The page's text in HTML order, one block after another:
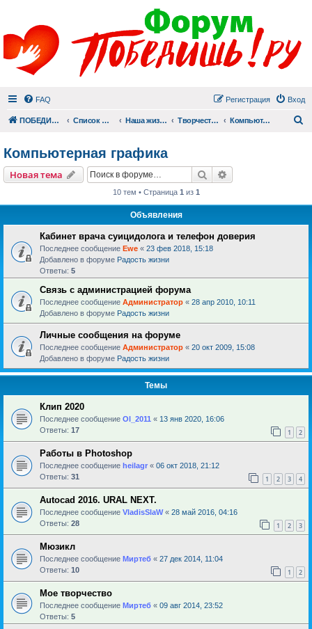
FAQ Вход
Регистрация
ПОБЕДИШЬ.РУ Список форумов Наша жизнь (не всё же о суициде!) Творчество Компьютерная графика
Компьютерная графика
Новая тема Поиск
10 тем • Страница 1 из 1
Объявления
Кабинет врача суицидолога и телефон доверия
Последнее сообщение Ewe « 23 фев 2018, 15:18
Добавлено в форуме Радость жизни
Ответы: 5
Связь с администрацией форума
Последнее сообщение Администратор « 28 апр 2010, 10:11
Добавлено в форуме Радость жизни
Личные сообщения на форуме
Последнее сообщение Администратор « 20 окт 2009, 15:08
Добавлено в форуме Радость жизни
Темы
Клип 2020
Последнее сообщение Ol_2011 « 13 янв 2020, 16:06
Ответы: 17 1 2
Работы в Photoshop
Последнее сообщение heilagr « 06 окт 2018, 21:12
Ответы: 31 1 2 3 4
Autocad 2016. URAL NEXT.
Последнее сообщение VladisSlaW« 28 май 2016, 04:16
Ответы: 28 1 2 3
Мюзикл
Последнее сообщение Миртеб « 27 дек 2014, 11:04
Ответы: 10 1 2
Мое творчество
Последнее сообщение Миртеб « 09 авг 2014, 23:52
Ответы: 5